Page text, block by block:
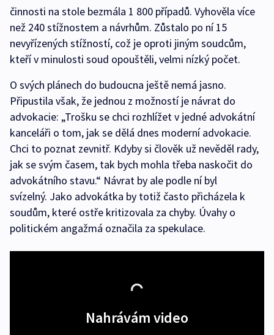
činnosti na stole bezmála 1 800 případů. Vyhověla více
než 240 stížnostem a návrhům. Zůstalo po ní 15
nevyřízených stížností, což je oproti jiným soudcům,
kteří v minulosti soud opouštěli, velmi nízký počet.
O svých plánech do budoucna ještě nemá jasno.
Připustila však, že jednou z možností je návrat do
advokacie: „Trošku se chci rozhlížet v jedné advokátní
kanceláři o tom, jak se dělá dnes moderní advokacie.
Chci to poznat zevnitř. Kdyby si člověk už nevěděl rady,
jak se svým časem, tak bych mohla třeba naskočit do
advokátního stavu.“ Návrat by ale podle ní byl
svízelný. Jako advokátka by totiž často přicházela k
soudům, které ostře kritizovala za chyby. Úvahy o
politickém angažmá označila za spekulace.
Nahrávám video